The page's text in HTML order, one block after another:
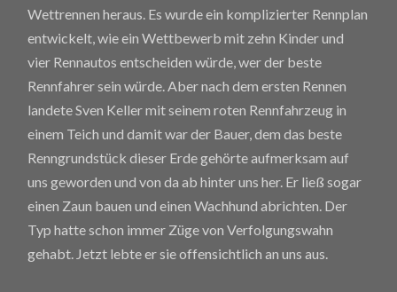
Wettrennen heraus. Es wurde ein komplizierter Rennplan
entwickelt, wie ein Wettbewerb mit zehn Kinder und
vier Rennautos entscheiden würde, wer der beste
Rennfahrer sein würde. Aber nach dem ersten Rennen
landete Sven Keller mit seinem roten Rennfahrzeug in
einem Teich und damit war der Bauer, dem das beste
Renngrundstück dieser Erde gehörte aufmerksam auf
uns geworden und von da ab hinter uns her. Er ließ sogar
einen Zaun bauen und einen Wachhund abrichten. Der
Typ hatte schon immer Züge von Verfolgungswahn
gehabt. Jetzt lebte er sie offensichtlich an uns aus.